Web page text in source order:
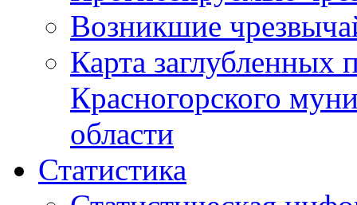
Возникшие
Карта
Красногорского
области
Статистика